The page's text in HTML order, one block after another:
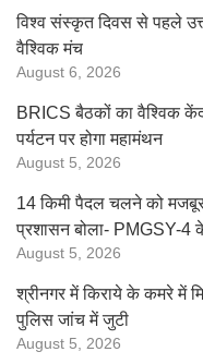
विश्व संस्कृत दिवस से पहले
वैश्विक मंच
August 6, 2026
BRICS बैठकों का वैश्विक
पर्यटन पर होगा महामंथन
August 5, 2026
14 किमी पैदल चलने को मजबूर
प्रशासन बोला- PMGSY-4
August 5, 2026
श्रीनगर में किराये के कमरे में
पुलिस जांच में जुटी
August 5, 2026